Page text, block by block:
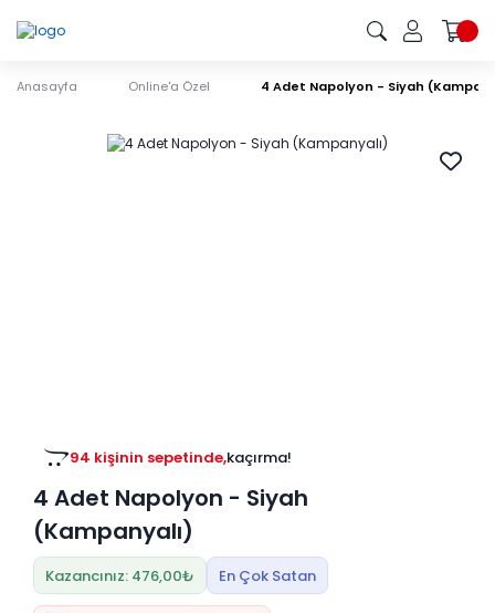
Anasayfa Online'a Özel 4 Adet Napolyon - Siyah
94 kişinin sepetinde,kaçırma!
4 Adet Napolyon - Siyah
(Kampanyalı)
Kazancınız: 476,00₺ En Çok Satan